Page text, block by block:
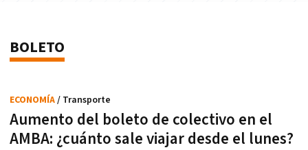
BOLETO
Aumento del boleto de colectivo en el
AMBA: ¿cuánto sale viajar desde el lunes?
ECONOMÍA/ Transporte